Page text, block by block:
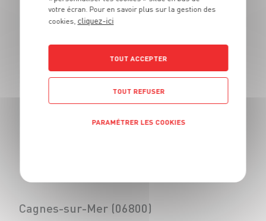
BOUCHER - H/F
(69)
BOUCHERIE
VENDEUR BOUCHERIE - H/F
Cagnes-sur-Mer (06800)
votre écran. Pour en savoir plus sur la gestion des
cookies, cliquez-ici
TOUT ACCEPTER
TOUT REFUSER
PARAMÉTRER LES COOKIES